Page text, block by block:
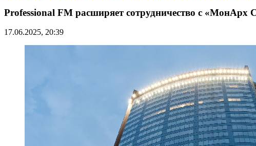
Professional FM расширяет сотрудничество с «МонАрх
17.06.2025, 20:39